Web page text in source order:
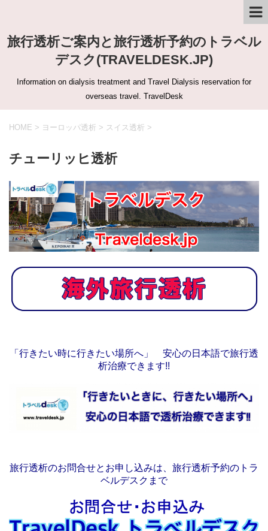
旅行透析ご案内と旅行透析予約のトラベル
デスク(TRAVELDESK.JP)
Information on dialysis treatment and Travel Dialysis reservation for
overseas travel. TravelDesk
HOME > ヨーロッパ透析 > スイス透析 >
チューリッヒ透析
「行きたい時に行きたい場所へ」 安心の日本語で旅行透
析治療できます!!
旅行透析のお問合せとお申し込みは、旅行透析予約のトラ
ベルデスクまで